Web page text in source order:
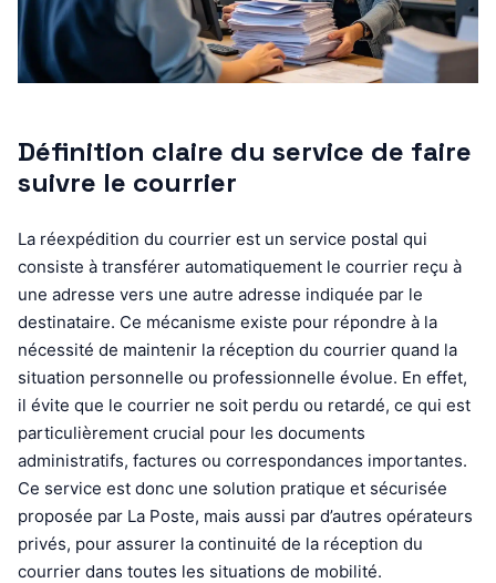
Définition claire du service de faire
suivre le courrier
La réexpédition du courrier est un service postal qui
consiste à transférer automatiquement le courrier reçu à
une adresse vers une autre adresse indiquée par le
destinataire. Ce mécanisme existe pour répondre à la
nécessité de maintenir la réception du courrier quand la
situation personnelle ou professionnelle évolue. En effet,
il évite que le courrier ne soit perdu ou retardé, ce qui est
particulièrement crucial pour les documents
administratifs, factures ou correspondances importantes.
Ce service est donc une solution pratique et sécurisée
proposée par La Poste, mais aussi par d’autres opérateurs
privés, pour assurer la continuité de la réception du
courrier dans toutes les situations de mobilité.